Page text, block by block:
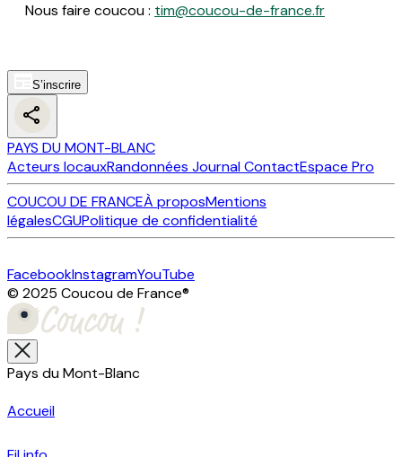
Nous faire coucou : tim@coucou-de-france.fr
S’inscrire
PAYS DU MONT-BLANC
Acteurs locauxRandonnées JournalContactEspace Pro
COUCOU DE FRANCEÀ proposMentions
légalesCGUPolitique de confidentialité
FacebookInstagramYouTube
© 2025 Coucou de France®
Pays du Mont-Blanc
Accueil